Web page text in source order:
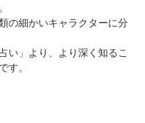
の細かいキャラクターに分
い」より、より深く知るこ
す。